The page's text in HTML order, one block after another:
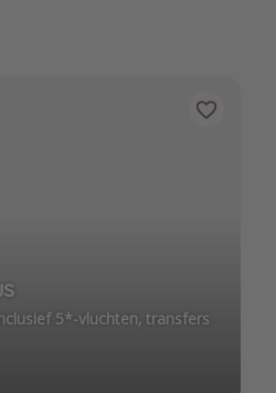
5*-vluchten, transfers